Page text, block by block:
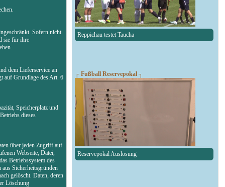
Sofern nicht
sie für ihre
dem Lieferservice an
auf Grundlage des Art. 6
Speicherplatz und
dieses
über jeden Zugriff auf
Webseite, Datei,
Betriebssystem des
Sicherheitsgründen
gelöscht. Daten, deren
Löschung
Reppichau testet Taucha
┌ Fußball Reservepokal ┐
Reservepokal Auslosung